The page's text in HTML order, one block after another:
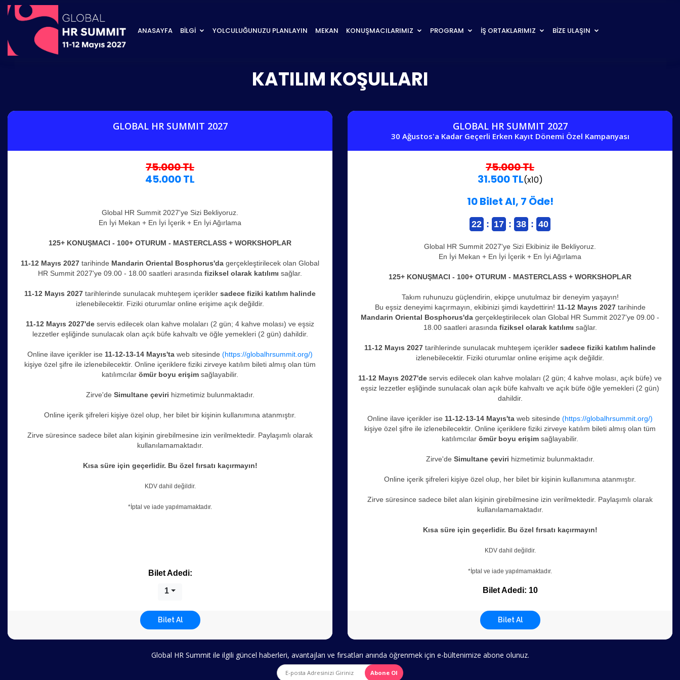
ANASAYFA BİLGİ YOLCULUĞUNUZU PLANLAYIN MEKAN KONUŞMACILARIMIZ PROGRAM İŞ ORTAKLARIMIZ BİZE ULAŞIN
KATILIM KOŞULLARI
GLOBAL HR SUMMIT 2027
75.000 TL
45.000 TL
Global HR Summit 2027'ye Sizi Bekliyoruz.
En İyi Mekan + En İyi İçerik + En İyi Ağırlama
125+ KONUŞMACI - 100+ OTURUM - MASTERCLASS + WORKSHOPLAR
11-12 Mayıs 2027 tarihinde Mandarin Oriental Bosphorus'da gerçekleştirilecek olan Global
HR Summit 2027'ye 09.00 - 18.00 saatleri arasında fiziksel olarak katılımı sağlar.
11-12 Mayıs 2027 tarihlerinde sunulacak muhteşem içerikler sadece fiziki katılım halinde
izlenebilecektir. Fiziki oturumlar online erişime açık değildir.
11-12 Mayıs 2027'de servis edilecek olan kahve molaları (2 gün; 4 kahve molası) ve eşsiz
lezzetler eşliğinde sunulacak olan açık büfe kahvaltı ve öğle yemekleri (2 gün) dahildir.
Online ilave içerikler ise 11-12-13-14 Mayıs'ta web sitesinde (https://globalhrsummit.org/)
kişiye özel şifre ile izlenebilecektir. Online içeriklere fiziki zirveye katılım bileti almış olan tüm
katılımcılar ömür boyu erişim sağlayabilir.
Zirve'de Simultane çeviri hizmetimiz bulunmaktadır.
Online içerik şifreleri kişiye özel olup, her bilet bir kişinin kullanımına atanmıştır.
Zirve süresince sadece bilet alan kişinin girebilmesine izin verilmektedir. Paylaşımlı olarak
kullanılamamaktadır.
Kısa süre için geçerlidir. Bu özel fırsatı kaçırmayın!
KDV dahil değildir.
*İptal ve iade yapılmamaktadır.
Bilet Adedi:
1
Bilet Al
GLOBAL HR SUMMIT 2027
30 Ağustos'a Kadar Geçerli Erken Kayıt Dönemi Özel Kampanyası
75.000 TL
31.500 TL(x10)
10 Bilet Al, 7 Öde!
22 : 17 : 38 : 40
Global HR Summit 2027'ye Sizi Ekibiniz ile Bekliyoruz.
En İyi Mekan + En İyi İçerik + En İyi Ağırlama
125+ KONUŞMACI - 100+ OTURUM - MASTERCLASS + WORKSHOPLAR
Takım ruhunuzu güçlendirin, ekipçe unutulmaz bir deneyim yaşayın!
Bu eşsiz deneyimi kaçırmayın, ekibinizi şimdi kaydettirin! 11-12 Mayıs 2027tarihinde
Mandarin Oriental Bosphorus'da gerçekleştirilecek olan Global HR Summit 2027'ye 09.00 -
18.00 saatleri arasında fiziksel olarak katılımı sağlar.
11-12 Mayıs 2027 tarihlerinde sunulacak muhteşem içerikler sadece fiziki katılım halinde
izlenebilecektir. Fiziki oturumlar online erişime açık değildir.
11-12 Mayıs 2027'de servis edilecek olan kahve molaları (2 gün; 4 kahve molası, açık büfe) ve
eşsiz lezzetler eşliğinde sunulacak olan açık büfe kahvaltı ve açık büfe öğle yemekleri (2 gün)
dahildir.
Online ilave içerikler ise 11-12-13-14 Mayıs'ta web sitesinde (https://globalhrsummit.org/)
kişiye özel şifre ile izlenebilecektir. Online içeriklere fiziki zirveye katılım bileti almış olan tüm
katılımcılar ömür boyu erişim sağlayabilir.
Zirve'de Simultane çeviri hizmetimiz bulunmaktadır.
Online içerik şifreleri kişiye özel olup, her bilet bir kişinin kullanımına atanmıştır.
Zirve süresince sadece bilet alan kişinin girebilmesine izin verilmektedir. Paylaşımlı olarak
kullanılamamaktadır.
Kısa süre için geçerlidir. Bu özel fırsatı kaçırmayın!
KDV dahil değildir.
*İptal ve iade yapılmamaktadır.
Bilet Adedi: 10
Bilet Al
Global HR Summit ile ilgili güncel haberleri, avantajları ve fırsatları anında öğrenmek için e-bültenimize abone olunuz.
Abone Ol